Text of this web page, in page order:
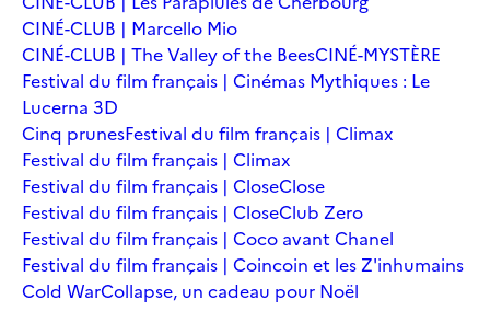
CINÉ-CLUB | Marcello Mio
CINÉ-CLUB | The Valley of the BeesCINÉ-MYSTÈRE
Festival du film français | Cinémas Mythiques : Le
Lucerna 3D
Cinq prunesFestival du film français | Climax
Festival du film français | Climax
Festival du film français | CloseClose
Festival du film français | CloseClub Zero
Festival du film français | Coco avant Chanel
Festival du film français | Coincoin et les Z'inhumains
Cold WarCollapse, un cadeau pour Noël